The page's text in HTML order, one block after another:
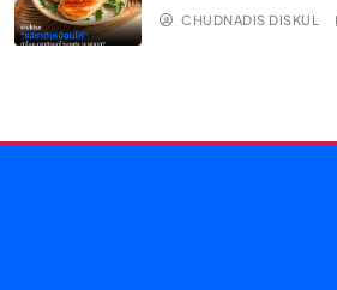
CHUDNADIS DISKUL